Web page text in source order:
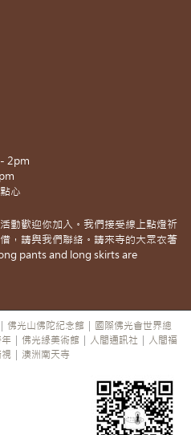
2pm
心
動歡迎你加入。我們接受線上點燈祈
，請與我們聯絡。請來寺的大眾衣著
pants and long skirts are
佛光山佛陀紀念館
國際佛光會世界總
佛光緣美術館 人間通訊社
人間福
澳洲南天寺